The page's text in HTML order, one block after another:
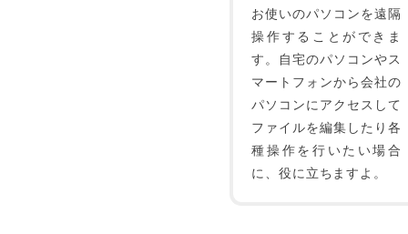
お使いのパソコンを遠隔
操作することができま
す。自宅のパソコンやス
マートフォンから会社の
パソコンにアクセスして
ファイルを編集したり各
種操作を行いたい場合
に、役に立ちますよ。